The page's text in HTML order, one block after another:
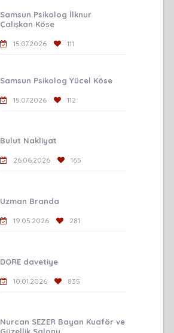
Samsun Psikolog İlknur
Çalışkan Köse
15.07.2026 111
Samsun Psikolog Yücel Köse
15.07.2026 112
Bulut Nakliyat
26.06.2026 165
Uzman Branda
19.05.2026 281
DORE davetiye
10.01.2026 835
Nurcan SEZER Bayan Kuaför ve